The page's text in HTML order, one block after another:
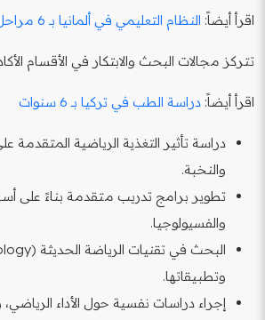
اقرأ أيضاً: النظام التعليمي في ألمانيا بـ 6 مراحل
تتركز مجالات البحث والابتكار في الأقسام
اقرأ أيضاً: دراسة الطب في تركيا بـ 6 سنوات
دراسة تأثير التغذية الرياضية المتقدمة
والنخبة.
تطوير برامج تدريب متقدمة بناءً على
والفسيولوجيا.
وتطبيقاتها.
إجراء دراسات نفسية حول الأداء